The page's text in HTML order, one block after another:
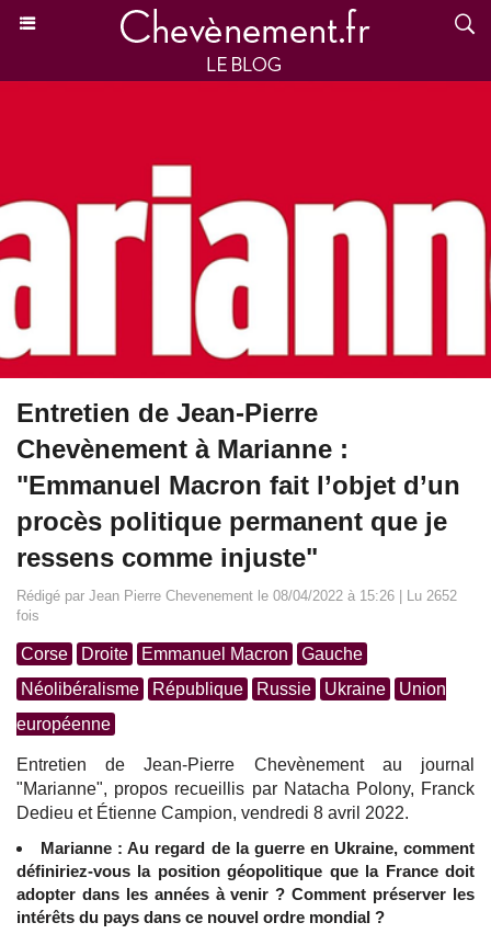
Entretien de Jean-Pierre
Chevènement à Marianne :
"Emmanuel Macron fait l’objet d’un
procès politique permanent que je
ressens comme injuste"
Rédigé par Jean Pierre Chevenement le 08/04/2022 à 15:26 | Lu 2652
fois
Corse Droite Emmanuel Macron
Gauche
Néolibéralisme
République Russie Ukraine
Union
européenne
Entretien de Jean-Pierre Chevènement au journal
"Marianne", propos recueillis par Natacha Polony, Franck
Dedieu et Étienne Campion, vendredi 8 avril 2022.
Marianne : Au regard de la guerre en Ukraine, comment
définiriez-vous la position géopolitique que la France doit
adopter dans les années à venir ? Comment préserver les
intérêts du pays dans ce nouvel ordre mondial ?